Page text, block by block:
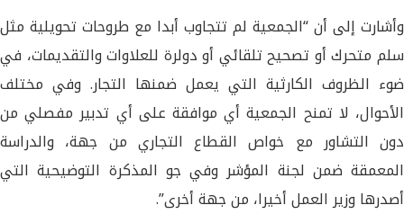
وأشارت إلى أن “الجمعية لم تتجاوب أبدا مع طروحات تحويلية مثل
سلم متحرك أو تصحيح تلقائي أو دولرة للعلاوات والتقديمات، في
ضوء الظروف الكارثية التي يعمل ضمنها التجار. وفي مختلف
الأحوال، لا تمنح الجمعية أي موافقة على أي تدبير مفصلي من
دون التشاور مع خواص القطاع التجاري من جهة، والدراسة
المعمقة ضمن لجنة المؤشر وفي جو المذكرة التوضيحية التي
أصدرها وزير العمل أخيرا، من جهة أخرى”.